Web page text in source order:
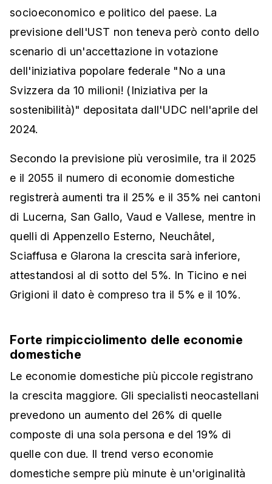
socioeconomico e politico del paese. La
previsione dell'UST non teneva però conto dello
scenario di un'accettazione in votazione
dell'iniziativa popolare federale "No a una
Svizzera da 10 milioni! (Iniziativa per la
sostenibilità)" depositata dall'UDC nell'aprile del
2024.
Secondo la previsione più verosimile, tra il 2025
e il 2055 il numero di economie domestiche
registrerà aumenti tra il 25% e il 35% nei cantoni
di Lucerna, San Gallo, Vaud e Vallese, mentre in
quelli di Appenzello Esterno, Neuchâtel,
Sciaffusa e Glarona la crescita sarà inferiore,
attestandosi al di sotto del 5%. In Ticino e nei
Grigioni il dato è compreso tra il 5% e il 10%.
Forte rimpicciolimento delle economie
domestiche
Le economie domestiche più piccole registrano
la crescita maggiore. Gli specialisti neocastellani
prevedono un aumento del 26% di quelle
composte di una sola persona e del 19% di
quelle con due. Il trend verso economie
domestiche sempre più minute è un'originalità